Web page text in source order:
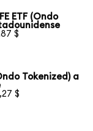
ETF (Ondo
$
Tokenized) a
$